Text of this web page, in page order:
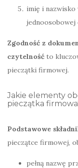
imię i nazwisko
jednoosobowej
Zgodność z
czytelność to
pieczątki firmowej.
Jakie elementy
pieczątka
Podstawowe
pieczątce firmowej,
pełną nazwę